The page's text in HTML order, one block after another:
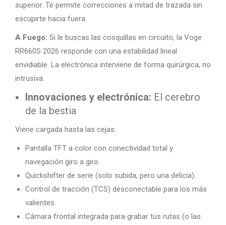
superior. Te permite correcciones a mitad de trazada sin
escupirte hacia fuera.
A Fuego: Si le buscas las cosquillas en circuito, la Voge
RR660S 2026 responde con una estabilidad lineal
envidiable. La electrónica interviene de forma quirúrgica, no
intrusiva.
Innovaciones y electrónica: El cerebro
de la bestia
Viene cargada hasta las cejas:
Pantalla TFT a color con conectividad total y
navegación giro a giro.
Quickshifter de serie (solo subida, pero una delicia).
Control de tracción (TCS) desconectable para los más
valientes.
Cámara frontal integrada para grabar tus rutas (o las